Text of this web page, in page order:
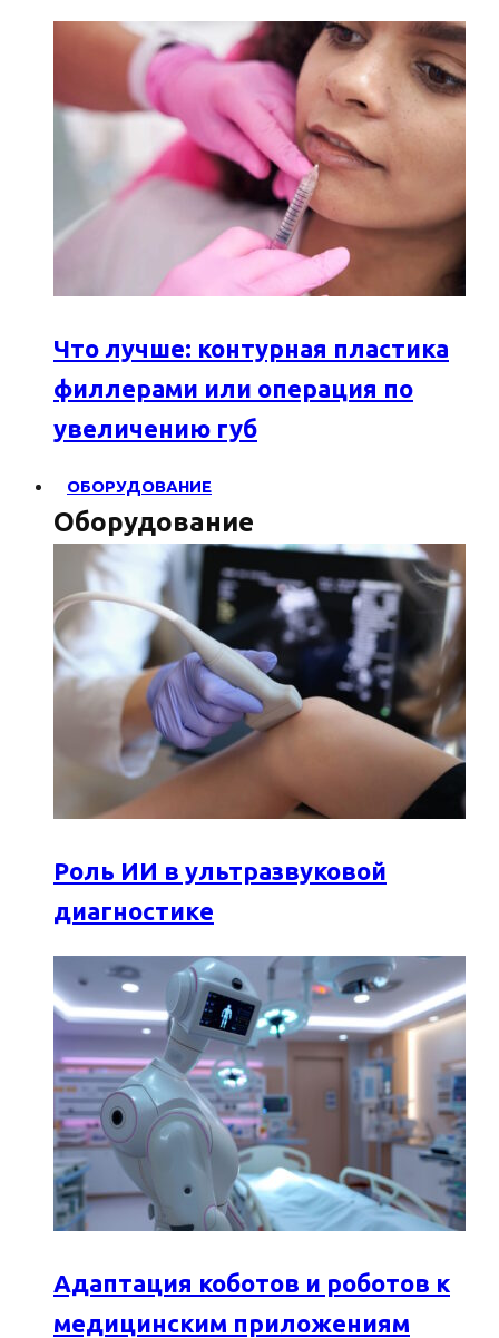
Что лучше: контурная пластика
филлерами или операция по
увеличению губ
ОБОРУДОВАНИЕ
Оборудование
Роль ИИ в ультразвуковой
диагностике
Адаптация коботов и роботов к
медицинским приложениям